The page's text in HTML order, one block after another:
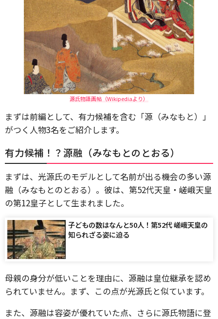
源氏物語画帖（Wikipediaより）
まずは前編として、有力候補を含む「源（みなもと）」
がつく人物3名をご紹介します。
有力候補！？源融（みなもとのとおる）
まずは、光源氏のモデルとして名前が出る機会の多い源
融（みなもとのとおる）。彼は、第52代天皇・嵯峨天皇
の第12皇子として生まれました。
子どもの数はなんと50人！第52代 嵯峨天皇の
知られざる姿に迫る
母親の身分が低いことを理由に、源融は皇位継承を認め
られていません。まず、この点が光源氏と似ています。
また、源融は容姿が優れていた点、さらに源氏物語に登